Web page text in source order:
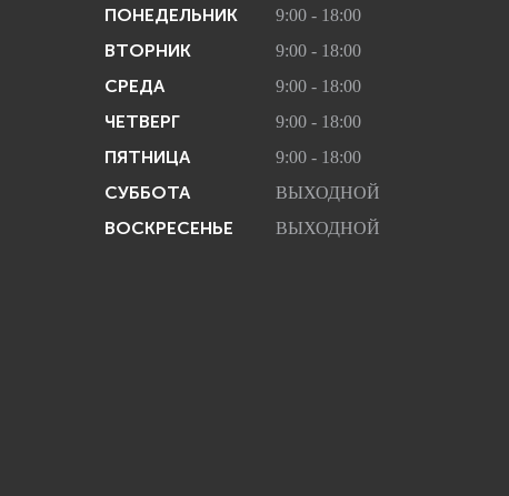
ПОНЕДЕЛЬНИК 9:00 - 18:00
ВТОРНИК 9:00 - 18:00
СРЕДА 9:00 - 18:00
ЧЕТВЕРГ 9:00 - 18:00
ПЯТНИЦА 9:00 - 18:00
СУББОТА ВЫХОДНОЙ
ВОСКРЕСЕНЬЕ ВЫХОДНОЙ